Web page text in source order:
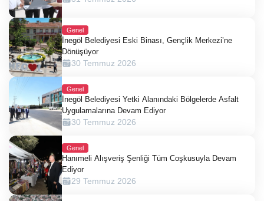
Genel
İnegöl Belediyesi Eski Binası, Gençlik Merkezi’ne
Dönüşüyor
30 Temmuz 2026
Genel
İnegöl Belediyesi Yetki Alanındaki Bölgelerde Asfalt
Uygulamalarına Devam Ediyor
30 Temmuz 2026
Genel
Hanımeli Alışveriş Şenliği Tüm Coşkusuyla Devam
Ediyor
29 Temmuz 2026